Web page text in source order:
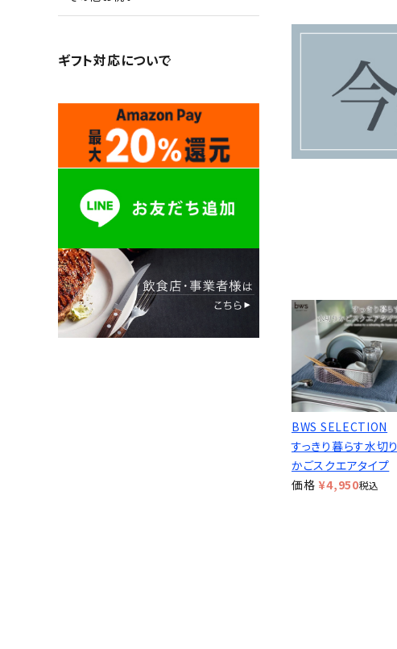
ギフト対応について
BWS SELECTION
すっきり暮らす水切り
かごスクエアタイプ
価格 ¥4,950税込